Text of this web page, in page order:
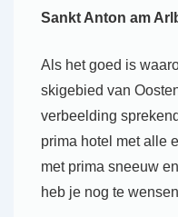
Sankt Anton am
Als het goed is
skigebied van
verbeelding
prima hotel met alle
met prima sneeuw
heb je nog te